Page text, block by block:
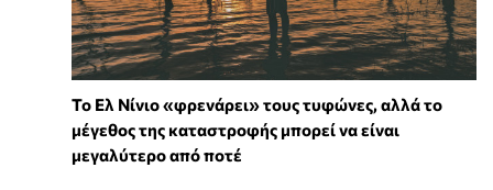
Το Ελ Νίνιο «φρενάρει» τους τυφώνες, αλλά το
μέγεθος της καταστροφής μπορεί να είναι
μεγαλύτερο από ποτέ